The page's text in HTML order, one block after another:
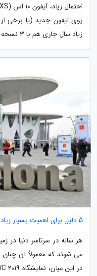
روی آیفون جدید (یا برخی
زیاد سال جاری هم با 3 نسخه متفاوت از آیفون روبرو...
5 دلیل برای اهمیت بسیار زیاد نمایشگاه MWC 2019
هر ساله در سرتاسر دنیا در
می شوند که معمولاً آن چنان